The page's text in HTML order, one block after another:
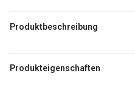
Produktbeschreibung
© Disney
Produkteigenschaften